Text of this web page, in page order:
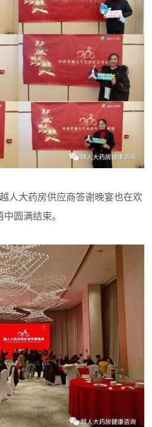
大药房供应商答谢晚宴也在欢
圆满结束。